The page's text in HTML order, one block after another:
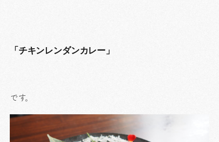
「チキンレンダンカレー」
です。